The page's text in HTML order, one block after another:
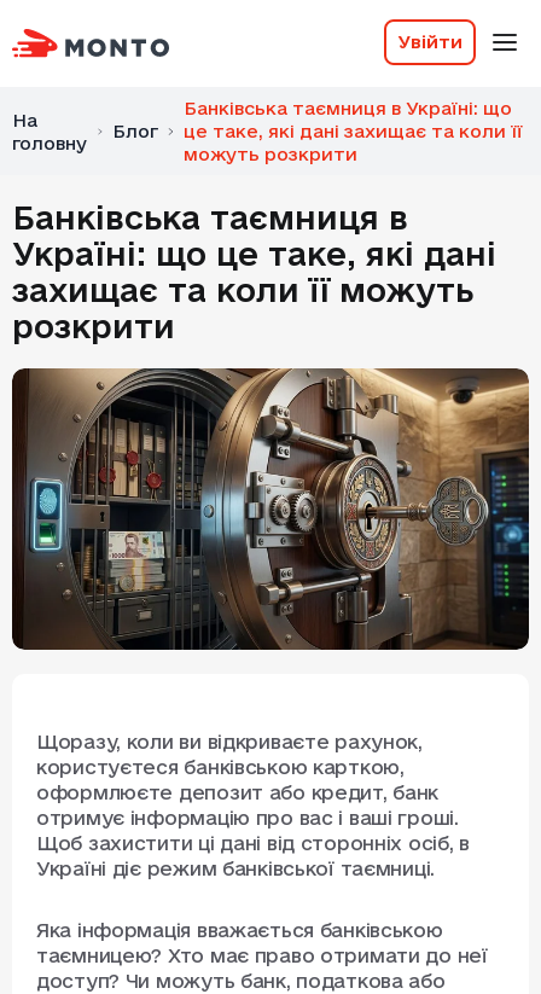
Увійти
На
головну
Блог
Банківська таємниця в Україні: що
це таке, які дані захищає та коли її
можуть розкрити
Банківська таємниця в
Україні: що це таке, які дані
захищає та коли її можуть
розкрити
Щоразу, коли ви відкриваєте рахунок,
користуєтеся банківською карткою,
оформлюєте депозит або кредит, банк
отримує інформацію про вас і ваші гроші.
Щоб захистити ці дані від сторонніх осіб, в
Україні діє режим банківської таємниці.
Яка інформація вважається банківською
таємницею? Хто має право отримати до неї
доступ? Чи можуть банк, податкова або